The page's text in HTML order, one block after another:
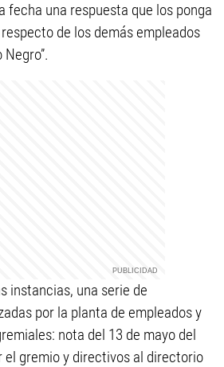
fecha una respuesta que los ponga
de los demás empleados
instancias, una serie de
por la planta de empleados y
nota del 13 de mayo del
el gremio y directivos al directorio